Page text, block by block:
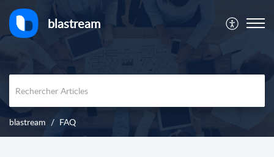
blastream
blastream FAQ